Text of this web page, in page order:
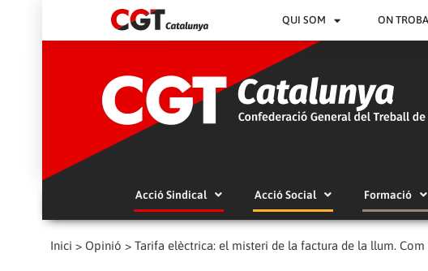
QUI SOM ON
Acció Sindical Acció Social Formació
Inici > Opinió > Tarifa elèctrica: el misteri de la factura de la llum.